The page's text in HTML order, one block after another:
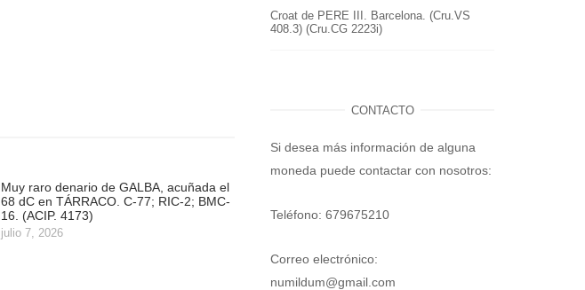
Muy raro denario de GALBA, acuñada el
68 dC en TÁRRACO. C-77; RIC-2; BMC-
16. (ACIP. 4173)
julio 7, 2026
Croat de PERE III. Barcelona. (Cru.VS
408.3) (Cru.CG 2223i)
CONTACTO
Si desea más información de alguna
moneda puede contactar con nosotros:
Teléfono: 679675210
Correo electrónico:
numildum@gmail.com